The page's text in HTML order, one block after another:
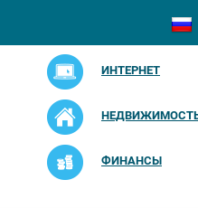
ИНТЕРНЕТ
ФИНАНСЫ